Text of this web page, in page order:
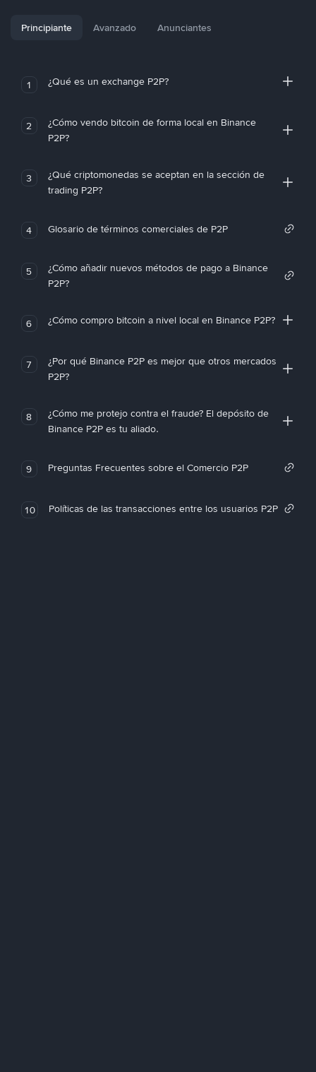
Principiante Avanzado Anunciantes
1 ¿Qué es un exchange P2P?
2
¿Cómo vendo bitcoin de forma local en Binance
P2P?
3
¿Qué criptomonedas se aceptan en la sección de
trading P2P?
4 Glosario de términos comerciales de P2P
5
¿Cómo añadir nuevos métodos de pago a Binance
P2P?
6 ¿Cómo compro bitcoin a nivel local en Binance P2P?
7
¿Por qué Binance P2P es mejor que otros mercados
P2P?
8
¿Cómo me protejo contra el fraude? El depósito de
Binance P2P es tu aliado.
9 Preguntas Frecuentes sobre el Comercio P2P
10 Políticas de las transacciones entre los usuarios P2P